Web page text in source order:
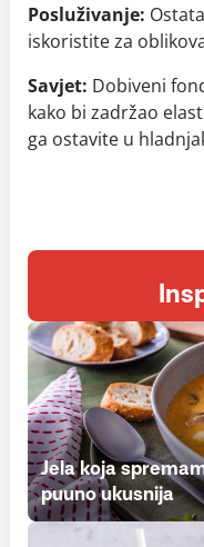
Posluživanje:
iskoristite za
Savjet: Dobiveni
kako bi zadržao
ga ostavite u
Jela koja
puuno ukusnija